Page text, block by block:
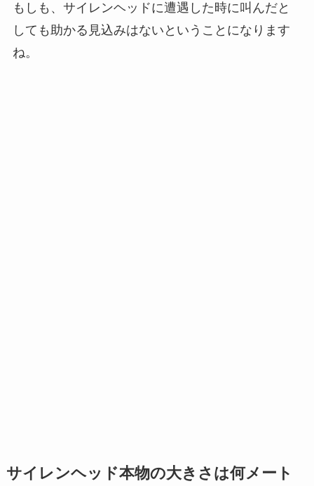
もしも、サイレンヘッドに遭遇した時に叫んだと
しても助かる見込みはないということになります
ね。
サイレンヘッド本物の大きさは何メート